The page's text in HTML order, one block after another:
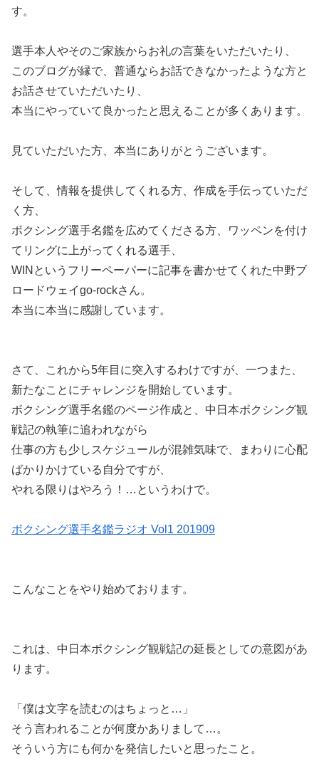
す。
選手本人やそのご家族からお礼の言葉をいただいたり、
このブログが縁で、普通ならお話できなかったような方と
お話させていただいたり、
本当にやっていて良かったと思えることが多くあります。
見ていただいた方、本当にありがとうございます。
そして、情報を提供してくれる方、作成を手伝っていただ
く方、
ボクシング選手名鑑を広めてくださる方、ワッペンを付け
てリングに上がってくれる選手、
WINというフリーペーパーに記事を書かせてくれた中野ブ
ロードウェイgo-rockさん。
本当に本当に感謝しています。
さて、これから5年目に突入するわけですが、一つまた、
新たなことにチャレンジを開始しています。
ボクシング選手名鑑のページ作成と、中日本ボクシング観
戦記の執筆に追われながら
仕事の方も少しスケジュールが混雑気味で、まわりに心配
ばかりかけている自分ですが、
やれる限りはやろう！…というわけで。
ボクシング選手名鑑ラジオ Vol1 201909
こんなことをやり始めております。
これは、中日本ボクシング観戦記の延長としての意図があ
ります。
「僕は文字を読むのはちょっと…」
そう言われることが何度かありまして…。
そういう方にも何かを発信したいと思ったこと。